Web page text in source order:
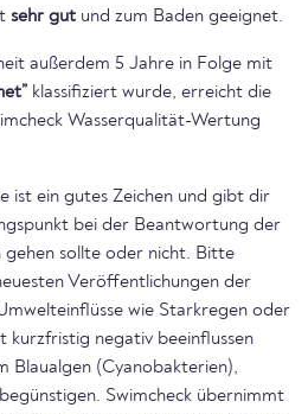
sehr gut und zum Baden geeignet.
außerdem 5 Jahre in Folge mit
klassifiziert wurde, erreicht die
Wasserqualität-Wertung
ist ein gutes Zeichen und gibt dir
bei der Beantwortung der
gehen sollte oder nicht. Bitte
Veröffentlichungen der
wie Starkregen oder
kurzfristig negativ beeinflussen
Blaualgen (Cyanobakterien),
Swimcheck übernimmt